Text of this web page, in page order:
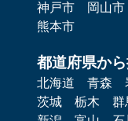
神戸市
岡山市
熊本市
都道府県か
北海道 青森
茨城
栃木 群